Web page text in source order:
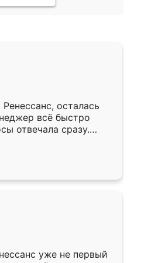
осталась
всё быстро
отвечала сразу.
подошёл к
Собрали
аккуратно, даже
уже не первый